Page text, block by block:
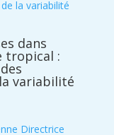
dans
tropical :
variabilité